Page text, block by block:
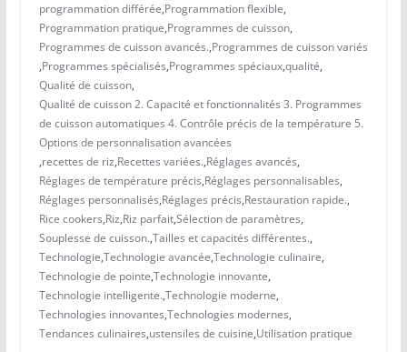
programmation différée,Programmation flexible,
Programmation pratique,Programmes de cuisson,
Programmes de cuisson avancés.,Programmes de cuisson variés
,Programmes spécialisés,Programmes spéciaux,qualité,
Qualité de cuisson,
Qualité de cuisson 2. Capacité et fonctionnalités 3. Programmes
de cuisson automatiques 4. Contrôle précis de la température 5.
Options de personnalisation avancées
,recettes de riz,Recettes variées.,Réglages avancés,
Réglages de température précis,Réglages personnalisables,
Réglages personnalisés,Réglages précis,Restauration rapide.,
Rice cookers,Riz,Riz parfait,Sélection de paramètres,
Souplesse de cuisson.,Tailles et capacités différentes.,
Technologie,Technologie avancée,Technologie culinaire,
Technologie de pointe,Technologie innovante,
Technologie intelligente.,Technologie moderne,
Technologies innovantes,Technologies modernes,
Tendances culinaires,ustensiles de cuisine,Utilisation pratique